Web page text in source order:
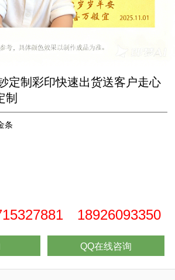
定制彩印快速出货送客户走心
制
条
18926093350
QQ在线咨询